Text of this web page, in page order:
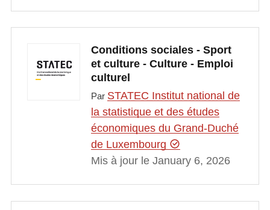
Conditions sociales - Sport
et culture - Culture - Emploi
culturel
Par STATEC Institut national de
la statistique et des études
économiques du Grand-Duché
de Luxembourg
Mis à jour le January 6, 2026